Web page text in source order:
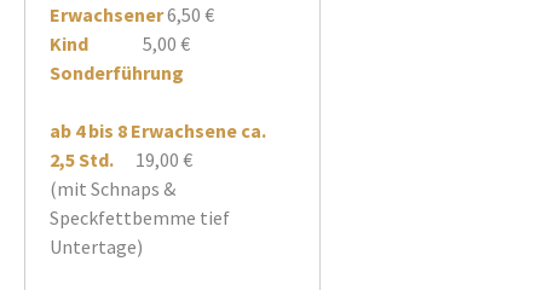
Erwachsener6,50 €
Kind 5,00 €
Sonderführung
ab 4 bis 8 Erwachsene ca.
2,5 Std. 19,00 €
(mit Schnaps &
Speckfettbemme tief
Untertage)